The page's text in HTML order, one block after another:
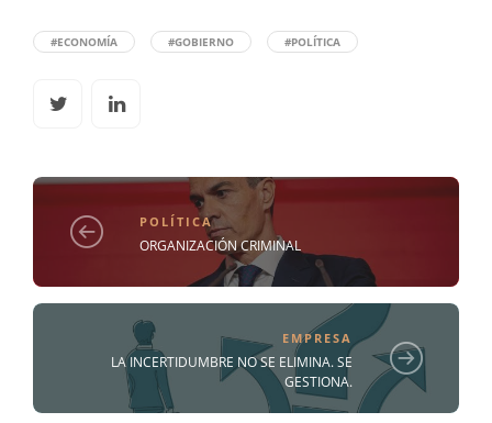
#ECONOMÍA #GOBIERNO #POLÍTICA
POLÍTICA
ORGANIZACIÓN CRIMINAL
EMPRESA
LA INCERTIDUMBRE NO SE ELIMINA. SE
GESTIONA.